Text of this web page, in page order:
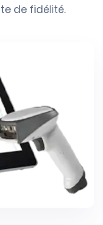
de fidélité.